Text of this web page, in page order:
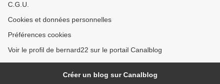
C.G.U.
Cookies et données personnelles
Préférences cookies
Voir le profil de bernard22 sur le portail Canalblog
Créer un blog sur Canalblog